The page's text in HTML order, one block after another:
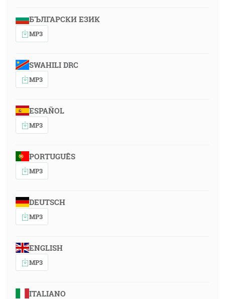
БЪЛГАРСКИ ЕЗИК
MP3
SWAHILI DRC
MP3
ESPAÑOL
MP3
PORTUGUÊS
MP3
DEUTSCH
MP3
ENGLISH
MP3
ITALIANO